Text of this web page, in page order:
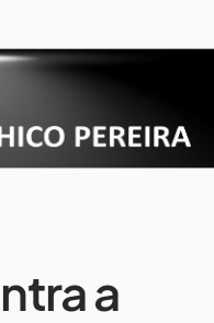
a